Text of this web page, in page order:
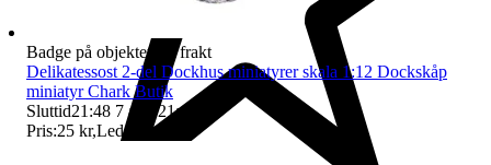
Badge på objektet:
Fri frakt
Delikatessost 2-del Dockhus miniatyrer skala 1:12 Dockskåp
miniatyr Chark Butik
Sluttid21:48 7 aug 21:48
Pris:25 kr,Ledande bud